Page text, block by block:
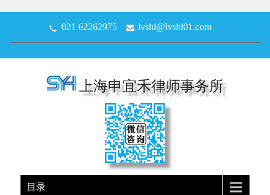
021 62262975 lvshi@lvshi01.com
上海申宜禾律师事务所
目录